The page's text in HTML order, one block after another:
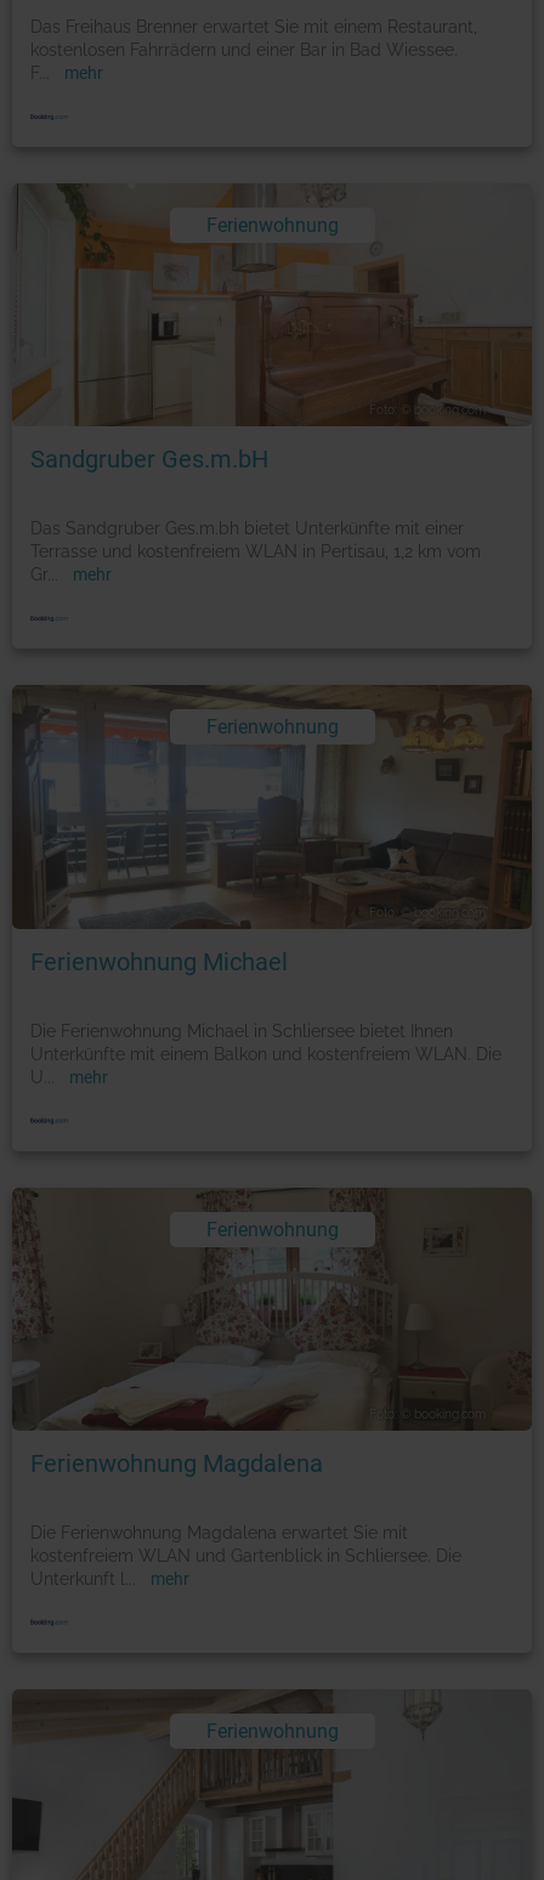
Das Freihaus Brenner erwartet Sie mit einem Restaurant,
kostenlosen Fahrrädern und einer Bar in Bad Wiessee.
F
mehr
Ferienwohnung
Foto: © booking.com
Sandgruber Ges.m.bH
Das Sandgruber Ges.m.bh bietet Unterkünfte mit einer
Terrasse und kostenfreiem WLAN in Pertisau, 1,2 km vom
Gr
mehr
Ferienwohnung
Foto: © booking.com
Ferienwohnung Michael
Die Ferienwohnung Michael in Schliersee bietet Ihnen
Unterkünfte mit einem Balkon und kostenfreiem WLAN. Die
U
mehr
Ferienwohnung
Foto: © booking.com
Ferienwohnung Magdalena
Die Ferienwohnung Magdalena erwartet Sie mit
kostenfreiem WLAN und Gartenblick in Schliersee. Die
Unterkunft l
mehr
Ferienwohnung